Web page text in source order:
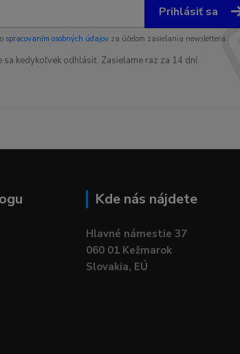
Prihlásiť sa
spracovaním osobných údajovza účelom zasielania newslettera.
sa kedykoľvek odhlásiť. Zasielame raz za 14 dní.
Kde nás nájdete
Hlavné námestie 37
060 01 Kežmarok
Slovakia, EÚ